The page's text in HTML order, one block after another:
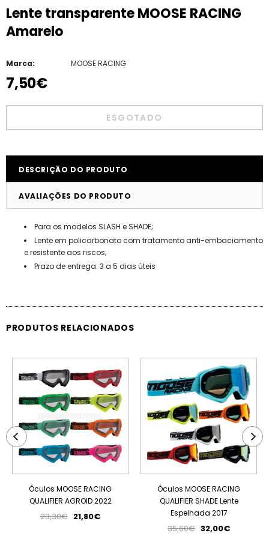
Lente transparente MOOSE RACING
Amarelo
Marca: MOOSE RACING
7,50€
DESCRIÇÃO DO PRODUTO
AVALIAÇÕES DO PRODUTO
Para os modelos SLASH e SHADE;
Lente em policarbonato com tratamento anti-embaciamento
e resistente aos riscos;
Prazo de entrega: 3 a 5 dias úteis
PRODUTOS RELACIONADOS
Óculos MOOSE RACING
QUALIFIER AGROID 2022
23,30€ 21,80€
PROMOÇÃO
ESGOTADO
Óculos MOOSE RACING
QUALIFIER SHADE Lente
Espelhada 2017
35,60€ 32,00€